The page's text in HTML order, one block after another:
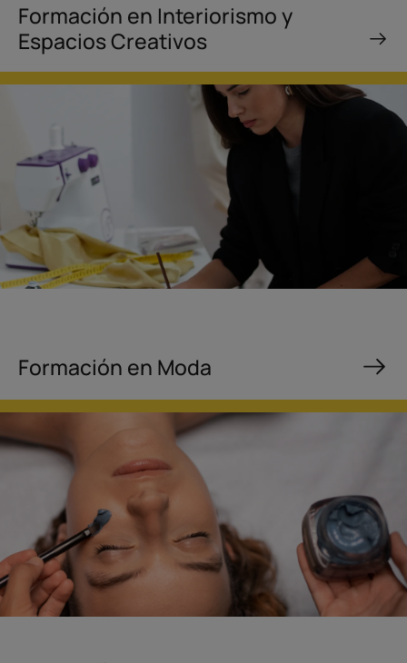
Formación en Interiorismo y
Espacios Creativos
Formación en Moda